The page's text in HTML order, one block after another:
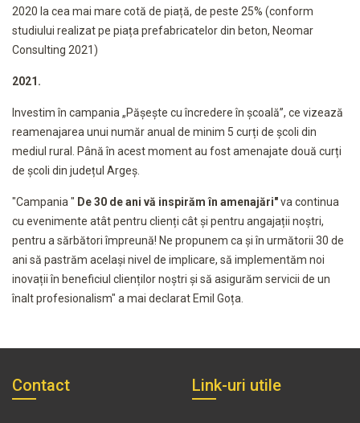
2020 la cea mai mare cotă de piață, de peste 25% (conform
studiului realizat pe piața prefabricatelor din beton, Neomar
Consulting 2021)
2021.
Investim în campania „Pășește cu încredere în școală”, ce vizează
reamenajarea unui număr anual de minim 5 curți de școli din
mediul rural. Până în acest moment au fost amenajate două curți
de școli din județul Argeș.
"Campania " De 30 de ani vă inspirăm în amenajări"va continua
cu evenimente atât pentru clienți cât și pentru angajații noștri,
pentru a sărbători împreună! Ne propunem ca și în următorii 30 de
ani să pastrăm același nivel de implicare, să implementăm noi
inovații în beneficiul clienților noștri și să asigurăm servicii de un
înalt profesionalism" a mai declarat Emil Goța.
Contact Link-uri utile